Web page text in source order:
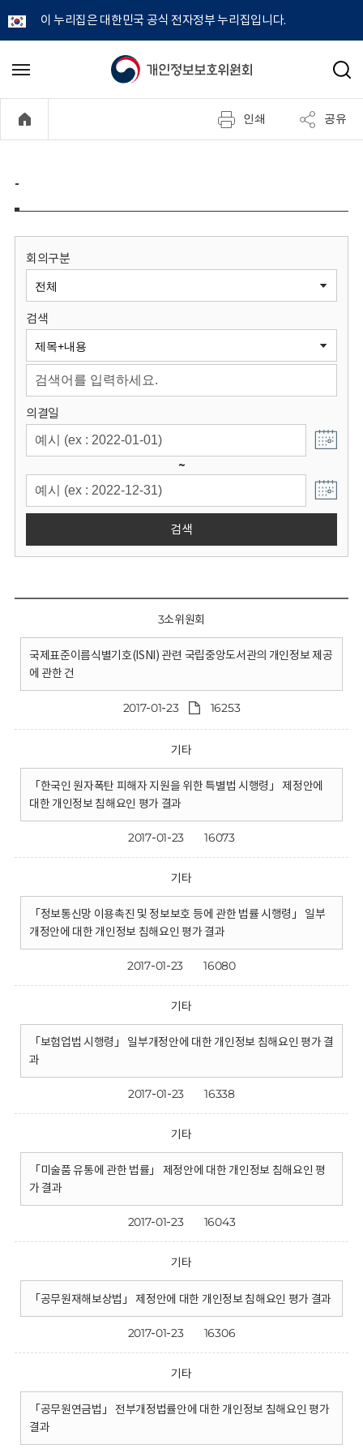
이 누리집은 대한민국 공식 전자정부 누리집입니다.
개
정
보
원
회
메
기
검
인쇄 공유
-
회의구분
검색
의결일
~
검색
3소위원회
국제표준이름식별기호(ISNI) 관련 국립중앙도서관의 개인정보 제공
에 관한 건
2017-01-23 16253
기타
「한국인 원자폭탄 피해자 지원을 위한 특별법 시행령」 제정안에
대한 개인정보 침해요인 평가 결과
2017-01-23 16073
기타
「정보통신망 이용촉진 및 정보보호 등에 관한 법률 시행령」 일부
개정안에 대한 개인정보 침해요인 평가 결과
2017-01-23 16080
기타
「보험업법 시행령」 일부개정안에 대한 개인정보 침해요인 평가 결
과
2017-01-23 16338
기타
「미술품 유통에 관한 법률」 제정안에 대한 개인정보 침해요인 평
가 결과
2017-01-23 16043
기타
「공무원재해보상법」 제정안에 대한 개인정보 침해요인 평가 결과
2017-01-23 16306
기타
「공무원연금법」 전부개정법률안에 대한 개인정보 침해요인 평가
결과